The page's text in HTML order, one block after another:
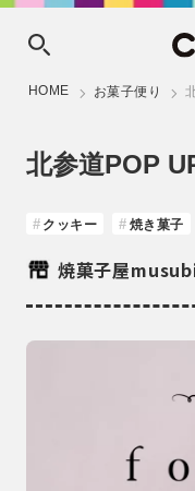
HOME お菓子便り
北参道POP
クッキー 焼き菓子
焼菓子屋